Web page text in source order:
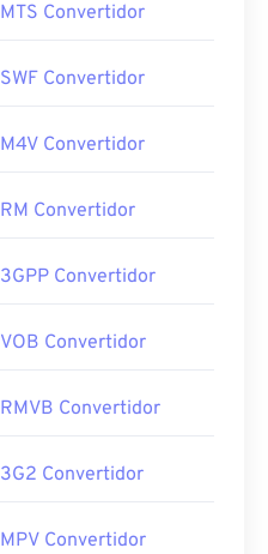
MTS Convertidor
SWF Convertidor
M4V Convertidor
RM Convertidor
3GPP Convertidor
VOB Convertidor
RMVB Convertidor
3G2 Convertidor
MPV Convertidor